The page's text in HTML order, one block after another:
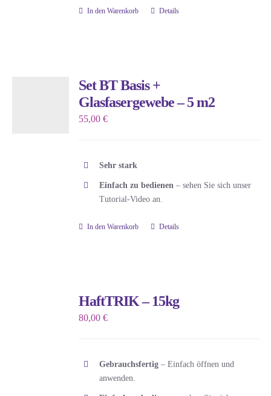
In den Warenkorb Details
Set BT Basis +
Glasfasergewebe – 5 m2
55,00€
Sehr stark
Einfach zu bedienen – sehen Sie sich unser
Tutorial-Video an.
In den Warenkorb Details
HaftTRIK – 15kg
80,00€
Gebrauchsfertig– Einfach öffnen und
anwenden.